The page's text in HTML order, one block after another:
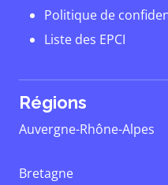
Politique de
Liste des EPCI
Régions
Auvergne-Rhône-Alpes
Bretagne